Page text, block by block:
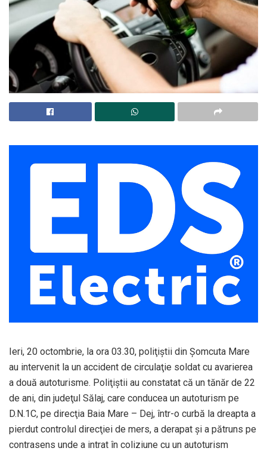
Ieri, 20 octombrie, la ora 03.30, poliţiştii din Şomcuta Mare
au intervenit la un accident de circulaţie soldat cu avarierea
a două autoturisme. Poliţiştii au constatat că un tănăr de 22
de ani, din judeţul Sălaj, care conducea un autoturism pe
D.N.1C, pe direcţia Baia Mare – Dej, într-o curbă la dreapta a
pierdut controlul direcţiei de mers, a derapat şi a pătruns pe
contrasens unde a intrat în coliziune cu un autoturism